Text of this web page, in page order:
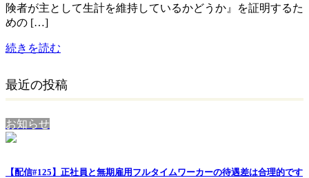
険者が主として生計を維持しているかどうか』を証明するた
めの […]
続きを読む
最近の投稿
お知らせ
【配信#125】正社員と無期雇用フルタイムワーカーの待遇差は合理的です